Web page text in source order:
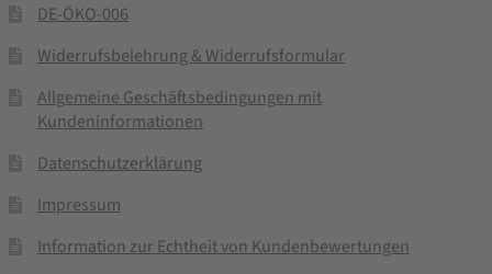
DE-ÖKO-006
Widerrufsbelehrung & Widerrufsformular
Allgemeine Geschäftsbedingungen mit
Kundeninformationen
Datenschutzerklärung
Impressum
Information zur Echtheit von Kundenbewertungen